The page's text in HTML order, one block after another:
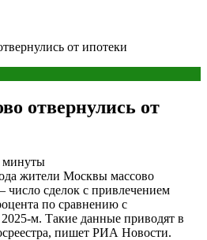
от ипотеки
отвернулись от
минуты
жители Москвы массово
число сделок с привлечением
по сравнению с
м. Такие данные приводят в
пишет РИА Новости.